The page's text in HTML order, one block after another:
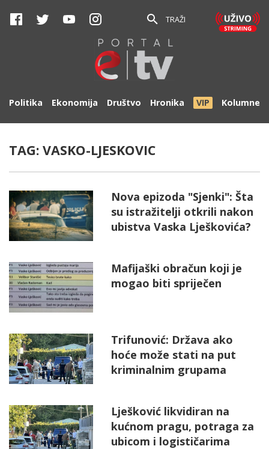
TRAŽI
Politika Ekonomija Društvo Hronika VIP Kolumne
TAG: VASKO-LJESKOVIC
Nova epizoda "Sjenki": Šta
su istražitelji otkrili nakon
ubistva Vaska Lješkovića?
Mafijaški obračun koji je
mogao biti spriječen
Trifunović: Država ako
hoće može stati na put
kriminalnim grupama
Lješković likvidiran na
kućnom pragu, potraga za
ubicom i logističarima